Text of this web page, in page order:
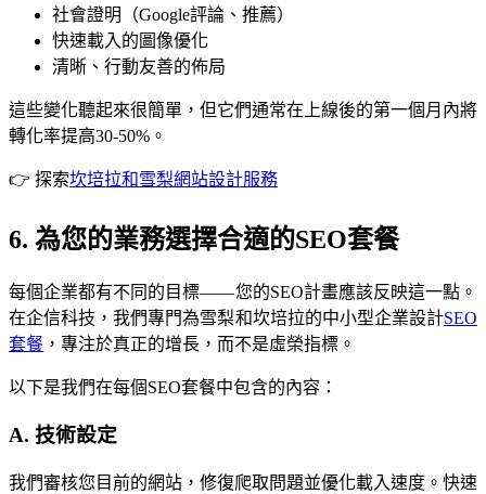
社會證明（Google評論、推薦）
快速載入的圖像優化
清晰、行動友善的佈局
這些變化聽起來很簡單，但它們通常在上線後的第一個月內將
轉化率提高30-50%。
👉 探索坎培拉和雪梨網站設計服務
6. 為您的業務選擇合適的SEO套餐
每個企業都有不同的目標——您的SEO計畫應該反映這一點。
在企信科技，我們專門為雪梨和坎培拉的中小型企業設計SEO
套餐 ，專注於真正的增長，而不是虛榮指標。
以下是我們在每個SEO套餐中包含的內容：
A. 技術設定
我們審核您目前的網站，修復爬取問題並優化載入速度。快速